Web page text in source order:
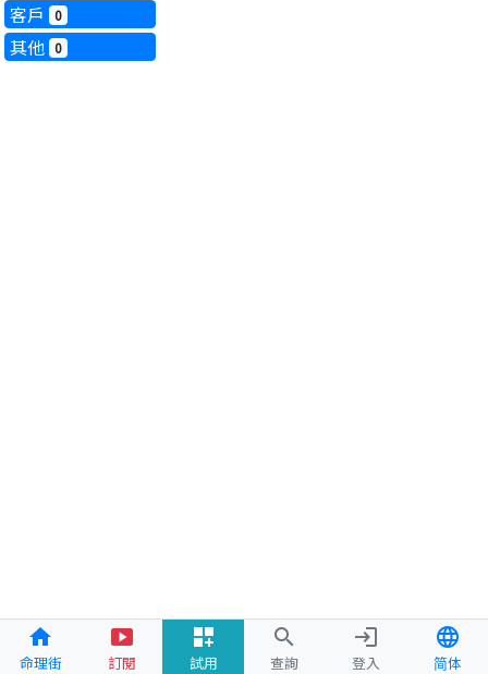
客戶 0
其他 0
home
命理街
smart_display
訂閱
dashboard_customize
試用
search
查詢
login
登入
language
简体